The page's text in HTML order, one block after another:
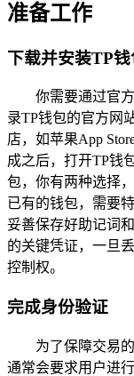
准备工作
下载并安装TP钱
你需要通过官
录TP钱包的官方网
店，如苹果App
成之后，打开TP钱
包，你有两种选择
已有的钱包，需要
妥善保存好助记词
的关键凭证，一旦
控制权。
完成身份验证
为了保障交易
通常会要求用户进